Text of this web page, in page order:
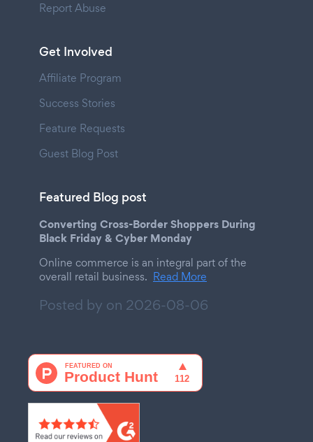
Report Abuse
Get Involved
Affiliate Program
Success Stories
Feature Requests
Guest Blog Post
Featured Blog post
Converting Cross-Border Shoppers During
Black Friday & Cyber Monday
Online commerce is an integral part of the
overall retail business. Read More
Posted by on 2026-08-06